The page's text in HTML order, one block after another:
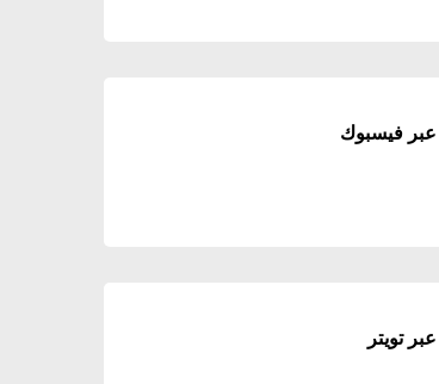
عبر فيسبوك
عبر تويتر